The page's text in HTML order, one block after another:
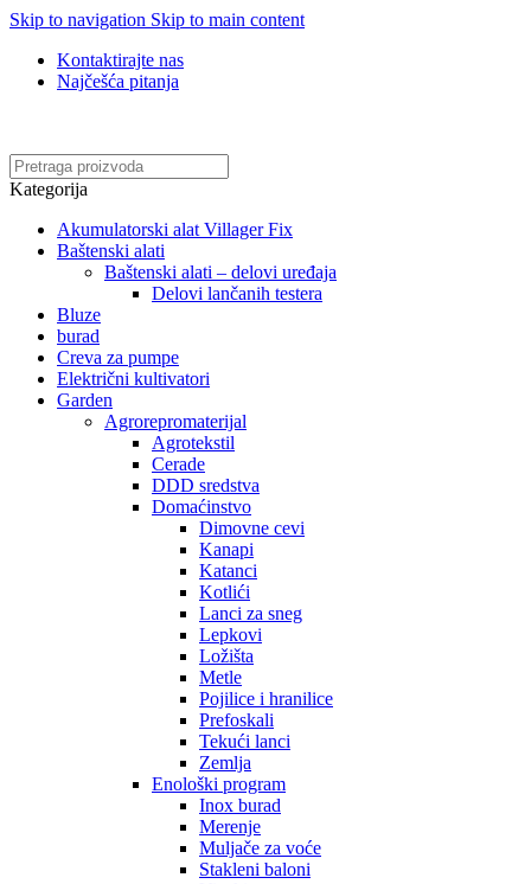
Skip to navigation Skip to main content
Kontaktirajte nas
Najčešća pitanja
Kategorija
Akumulatorski alat Villager Fix
Baštenski alati
Baštenski alati – delovi uređaja
Delovi lančanih testera
Bluze
burad
Creva za pumpe
Električni kultivatori
Garden
Agrorepromaterijal
Agrotekstil
Cerade
DDD sredstva
Domaćinstvo
Dimovne cevi
Kanapi
Katanci
Kotlići
Lanci za sneg
Lepkovi
Ložišta
Metle
Pojilice i hranilice
Prefoskali
Tekući lanci
Zemlja
Enološki program
Inox burad
Merenje
Muljače za voće
Stakleni baloni